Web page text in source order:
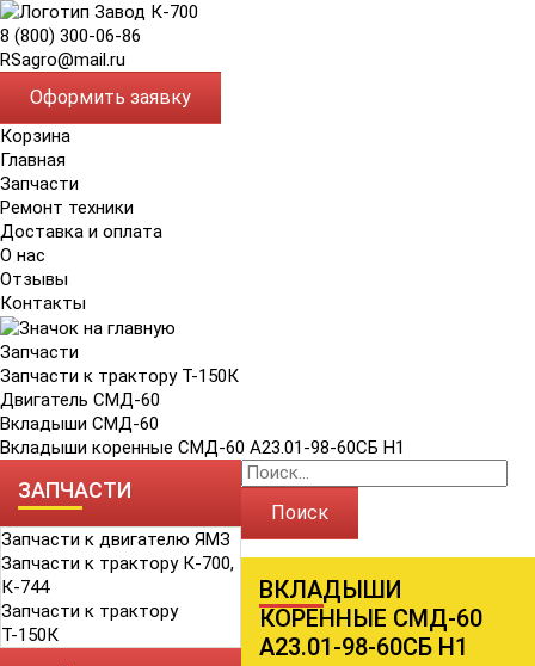
8 (800) 300-06-86
RSagro@mail.ru
Оформить заявку
Корзина
Главная
Запчасти
Ремонт техники
Доставка и оплата
О нас
Отзывы
Контакты
Запчасти
Запчасти к трактору Т-150К
Двигатель СМД-60
Вкладыши СМД-60
Вкладыши коренные СМД-60 А23.01-98-60СБ Н1
ЗАПЧАСТИ
Запчасти к двигателю ЯМЗ
Запчасти к трактору К-700,
К-744
Запчасти к трактору
Т-150К
Поиск
ВКЛАДЫШИ
КОРЕННЫЕ СМД-60
А23.01-98-60СБ Н1